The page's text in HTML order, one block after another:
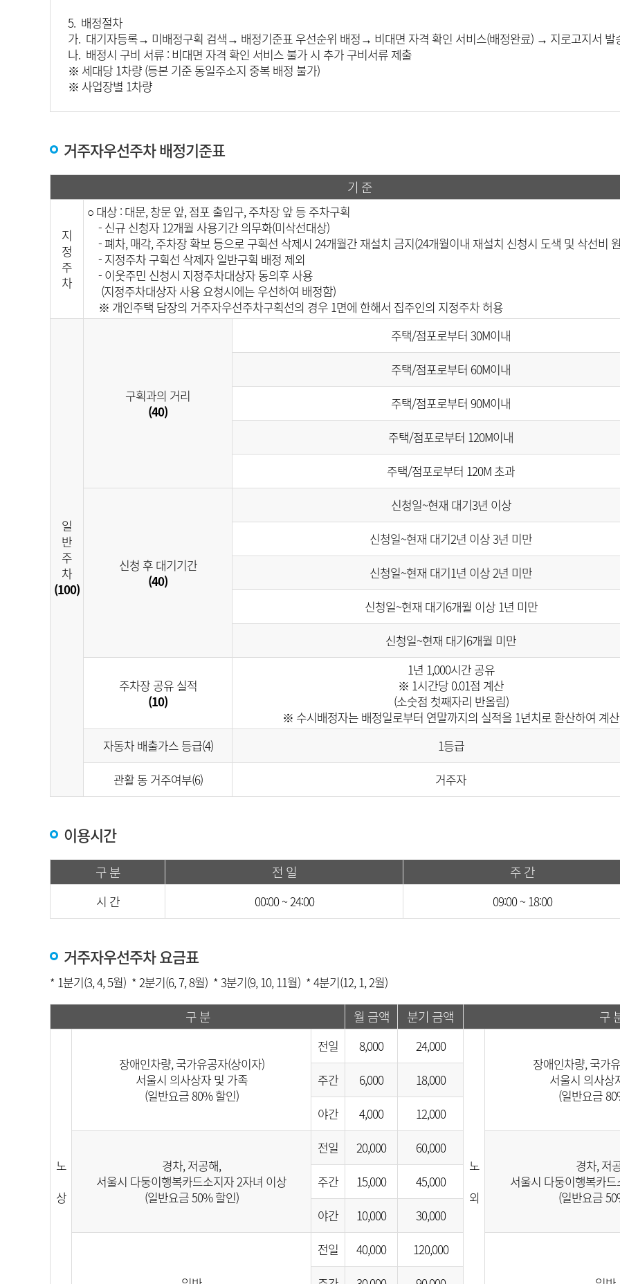
5. 배정절차
가. 대기자등록→ 미배정구획 검색→ 배정기준표 우선순위 배정→ 비대면 자격 확인 서비스(배정완료) → 지로고지서
나. 배정시 구비 서류 : 비대면 자격 확인 서비스 불가 시 추가 구비서류 제출
※ 세대당 1차량 (등본 기준 동일주소지 중복 배정 불가)
※ 사업장별 1차량
거주자우선주차 배정기준표
기 준
지
정
주
차
○ 대상 : 대문, 창문 앞, 점포 출입구, 주차장 앞 등 주차구획
- 신규 신청자 12개월 사용기간 의무화(미삭선대상)
- 폐차, 매각, 주차장 확보 등으로 구획선 삭제시 24개월간 재설치 금지(24개월이내 재설치 신청시 도색 및 삭선비
- 지정주차 구획선 삭제자 일반구획 배정 제외
- 이웃주민 신청시 지정주차대상자 동의후 사용
(지정주차대상자 사용 요청시에는 우선하여 배정함)
※ 개인주택 담장의 거주자우선주차구획선의 경우 1면에 한해서 집주인의 지정주차 허용
일
반
주
차
(100)
구획과의 거리
(40)
주택/점포로부터 30M이내
주택/점포로부터 60M이내
주택/점포로부터 90M이내
주택/점포로부터 120M이내
주택/점포로부터 120M 초과
신청 후 대기기간
(40)
신청일~현재 대기3년 이상
신청일~현재 대기2년 이상 3년 미만
신청일~현재 대기1년 이상 2년 미만
신청일~현재 대기6개월 이상 1년 미만
신청일~현재 대기6개월 미만
주차장 공유 실적
(10)
1년 1,000시간 공유
※ 1시간당 0.01점 계산
(소숫점 첫째자리 반올림)
※ 수시배정자는 배정일로부터 연말까지의 실적을 1년치로 환산하여 계산
자동차 배출가스 등급(4) 1등급
관활 동 거주여부(6)
거주자
이용시간
구 분 전 일 주 간
시 간 00:00 ~ 24:00 09:00 ~ 18:00
거주자우선주차 요금표
* 1분기(3, 4, 5월) * 2분기(6, 7, 8월) * 3분기(9, 10, 11월) * 4분기(12, 1, 2월)
구 분 월 금액 분기 금액 구
노
상
장애인차량, 국가유공자(상이자)
서울시 의사상자 및 가족
(일반요금 80% 할인)
전일 8,000 24,000
노
외
장애인차량, 국가
서울시 의사상
(일반요금
주간
6,000 18,000
야간
4,000 12,000
경차, 저공해,
서울시 다둥이행복카드소지자 2자녀 이상
(일반요금 50% 할인)
전일 20,000
60,000
경차, 저
서울시 다둥이행복카
(일반요금
주간
15,000 45,000
야간
10,000 30,000
전일 40,000
120,000